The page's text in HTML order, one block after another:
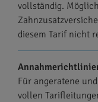
vollständig.
diesem Tarif nicht
Für angeratene
vollen